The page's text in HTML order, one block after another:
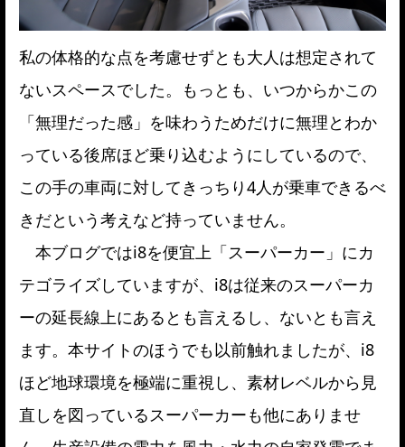
私の体格的な点を考慮せずとも大人は想定されて
ないスペースでした。もっとも、いつからかこの
「無理だった感」を味わうためだけに無理とわか
っている後席ほど乗り込むようにしているので、
この手の車両に対してきっちり4人が乗車できるべ
きだという考えなど持っていません。
本ブログではi8を便宜上「スーパーカー」にカ
テゴライズしていますが、i8は従来のスーパーカ
ーの延長線上にあるとも言えるし、ないとも言え
ます。本サイトのほうでも以前触れましたが、i8
ほど地球環境を極端に重視し、素材レベルから見
直しを図っているスーパーカーも他にありませ